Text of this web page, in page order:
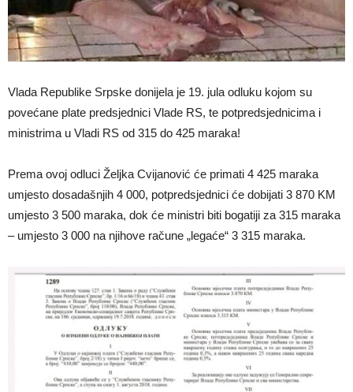
Vlada Republike Srpske donijela je 19. jula odluku kojom su
povećane plate predsjednici Vlade RS, te potpredsjednicima i
ministrima u Vladi RS od 315 do 425 maraka!
Prema ovoj odluci Željka Cvijanović će primati 4 425 maraka
umjesto dosadašnjih 4 000, potpredsjednici će dobijati 3 870 KM
umjesto 3 500 maraka, dok će ministri biti bogatiji za 315 maraka
– umjesto 3 000 na njihove račune „legaće“ 3 315 maraka.